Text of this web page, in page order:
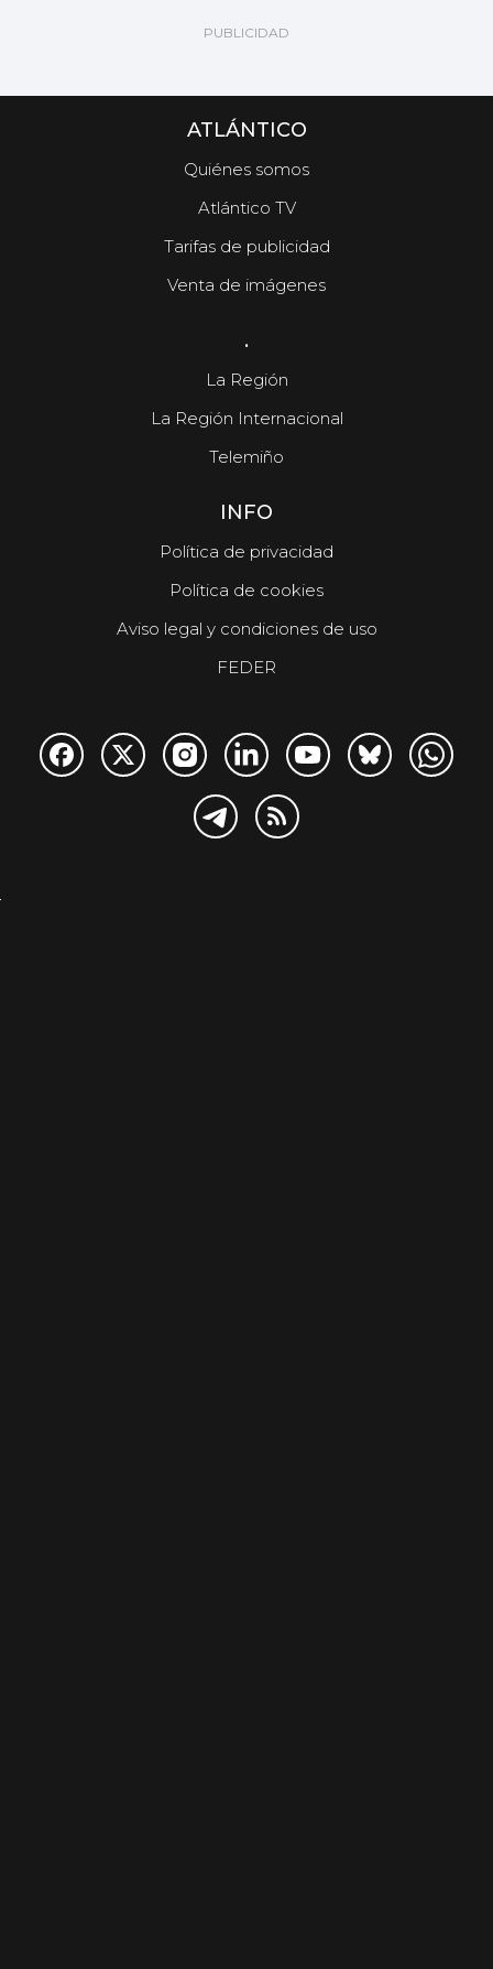
ATLÁNTICO
Quiénes somos
Atlántico TV
Tarifas de publicidad
Venta de imágenes
.
La Región
La Región Internacional
Telemiño
INFO
Política de privacidad
Política de cookies
Aviso legal y condiciones de uso
FEDER